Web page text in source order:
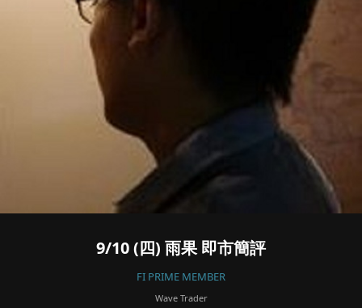
9/10 (四) 雨果 即市簡評
FI PRIME MEMBER
Wave Trader